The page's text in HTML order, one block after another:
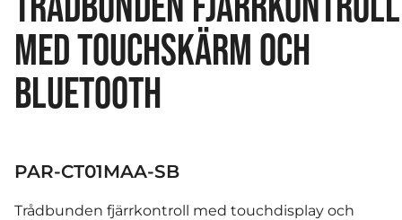
MED TOUCHSKÄRM OCH
BLUETOOTH
PAR-CT01MAA-SB
Trådbunden fjärrkontroll med touchdisplay och